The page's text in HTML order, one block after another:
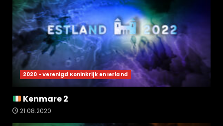
2020 - Verenigd Koninkrijk en Ierland
Kenmare 2
21.08.2020